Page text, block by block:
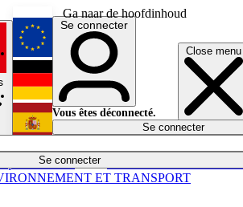
Ga naar de hoofdinhoud
Close menu
Se connecter
Économie
English
Deutsch
Español
Se connecter
Vous êtes déconnecté.
Se connecter
ET TRANSPORT